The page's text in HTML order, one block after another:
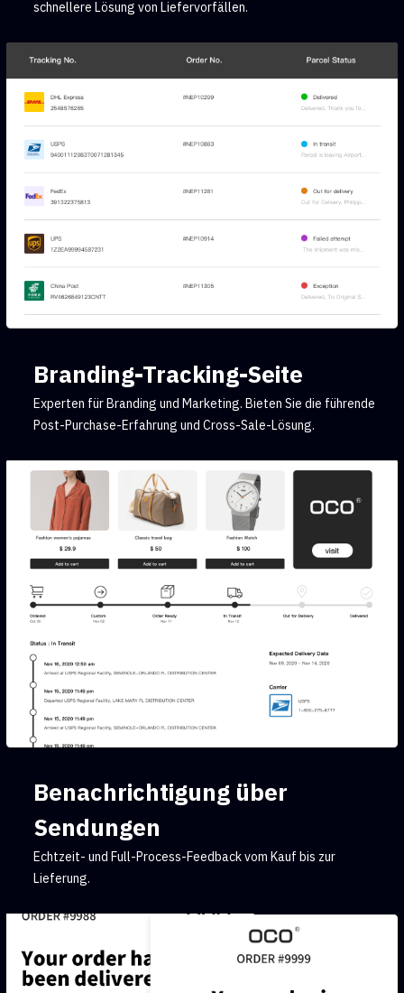
schnellere Lösung von Liefervorfällen.
Branding-Tracking-Seite
Experten für Branding und Marketing. Bieten Sie die führende
Post-Purchase-Erfahrung und Cross-Sale-Lösung.
Benachrichtigung über
Sendungen
Echtzeit- und Full-Process-Feedback vom Kauf bis zur
Lieferung.